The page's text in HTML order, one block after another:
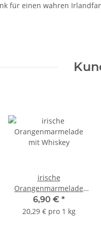
für einen wahren
irische
Orangenmarmelade
mit Whiskey
6,90 € *
20,29 € pro 1 kg